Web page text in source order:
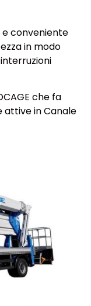
e conveniente
in modo
che fa
attive in Canale